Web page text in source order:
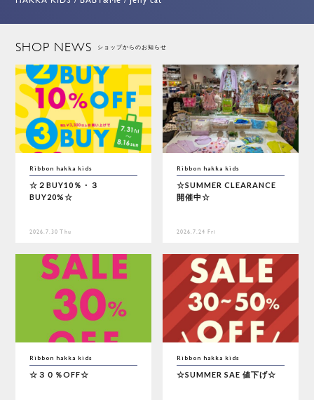
SHOP NEWS ショップからのお知らせ
Ribbon hakka kids
☆２BUY10％・３
BUY20%☆
2026.7.30 Thu
Ribbon hakka kids
☆SUMMER CLEARANCE
開催中☆
2026.7.24 Fri
Ribbon hakka kids
☆３０％OFF☆
Ribbon hakka kids
☆SUMMER SAE 値下げ☆